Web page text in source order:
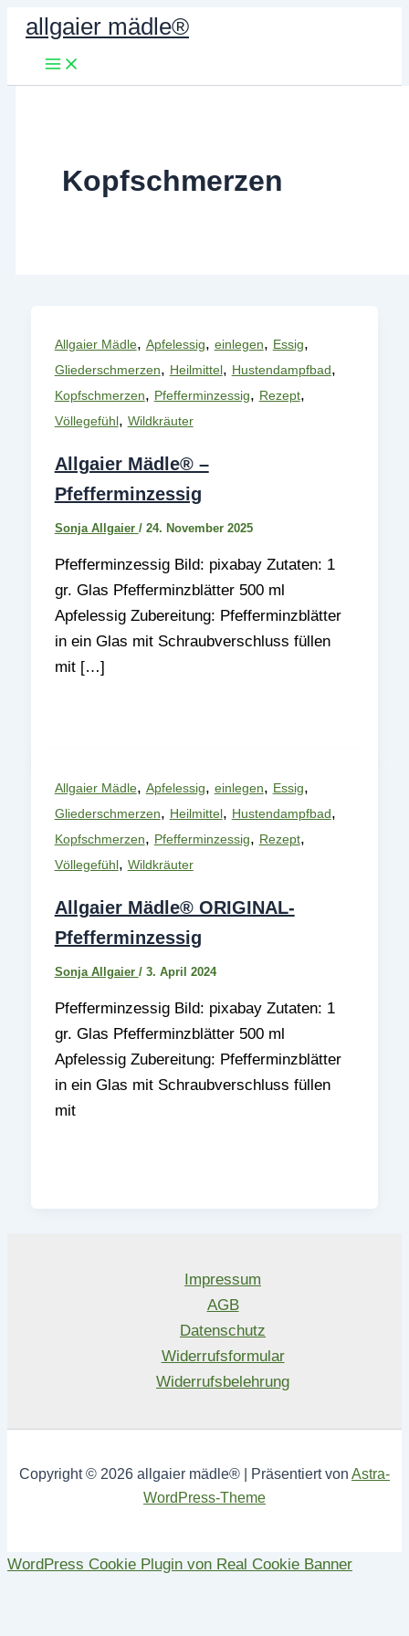
Zum
Inhalt
springen
allgaier mädle®
Kopfschmerzen
Allgaier Mädle, Apfelessig, einlegen, Essig,
Gliederschmerzen, Heilmittel, Hustendampfbad,
Kopfschmerzen, Pfefferminzessig, Rezept,
Völlegefühl, Wildkräuter
Allgaier Mädle® –
Pfefferminzessig
Sonja Allgaier / 24. November 2025
Pfefferminzessig Bild: pixabay Zutaten: 1
gr. Glas Pfefferminzblätter 500 ml
Apfelessig Zubereitung: Pfefferminzblätter
in ein Glas mit Schraubverschluss füllen
mit […]
Allgaier Mädle, Apfelessig, einlegen, Essig,
Gliederschmerzen, Heilmittel, Hustendampfbad,
Kopfschmerzen, Pfefferminzessig, Rezept,
Völlegefühl, Wildkräuter
Allgaier Mädle® ORIGINAL-
Pfefferminzessig
Sonja Allgaier / 3. April 2024
Pfefferminzessig Bild: pixabay Zutaten: 1
gr. Glas Pfefferminzblätter 500 ml
Apfelessig Zubereitung: Pfefferminzblätter
in ein Glas mit Schraubverschluss füllen
mit
Impressum
AGB
Datenschutz
Widerrufsformular
Widerrufsbelehrung
Copyright © 2026 allgaier mädle® | Präsentiert von Astra-
WordPress-Theme
WordPress Cookie Plugin von Real Cookie Banner